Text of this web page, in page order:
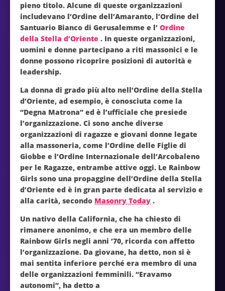
pieno titolo. Alcune di queste organizzazioni
includevano l’Ordine dell’Amaranto, l’Ordine del
Santuario Bianco di Gerusalemme e l’ Ordine
della Stella d’Oriente . In queste organizzazioni,
uomini e donne partecipano a riti massonici e le
donne possono ricoprire posizioni di autorità e
leadership.
La donna di grado più alto nell’Ordine della Stella
d’Oriente, ad esempio, è conosciuta come la
“Degna Matrona” ed è l’ufficiale che presiede
l’organizzazione. Ci sono anche diverse
organizzazioni di ragazze e giovani donne legate
alla massoneria, come l’Ordine delle Figlie di
Giobbe e l’Ordine Internazionale dell’Arcobaleno
per le Ragazze, entrambe attive oggi. Le Rainbow
Girls sono una propaggine dell’Ordine della Stella
d’Oriente ed è in gran parte dedicata al servizio e
alla carità, secondo Masonry Today .
Un nativo della California, che ha chiesto di
rimanere anonimo, e che era un membro delle
Rainbow Girls negli anni ’70, ricorda con affetto
l’organizzazione. Da giovane, ha detto, non si è
mai sentita inferiore perché era membro di una
delle organizzazioni femminili. “Eravamo
autonomi”, ha detto a